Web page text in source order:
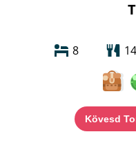
8
Kövesd